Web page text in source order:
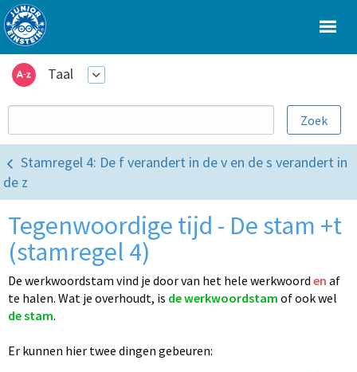
Taal
Stamregel 4: De f verandert in de v en de s verandert in
de z
Tegenwoordige tijd - De stam +t
(stamregel 4)
De werkwoordstam vind je door van het hele werkwoord en af
te halen. Wat je overhoudt, is de werkwoordstam of ook wel
de stam.
Er kunnen hier twee dingen gebeuren: